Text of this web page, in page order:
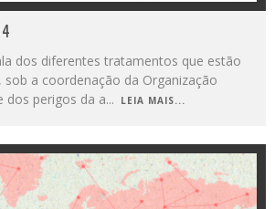
dos diferentes tratamentos que estão
sob a coordenação da Organização
dos perigos da a... LEIA MAIS...